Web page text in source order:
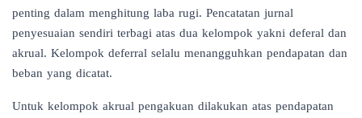
penting dalam menghitung laba rugi. Pencatatan jurnal
penyesuaian sendiri terbagi atas dua kelompok yakni deferal dan
akrual. Kelompok deferral selalu menangguhkan pendapatan dan
beban yang dicatat.
Untuk kelompok akrual pengakuan dilakukan atas pendapatan